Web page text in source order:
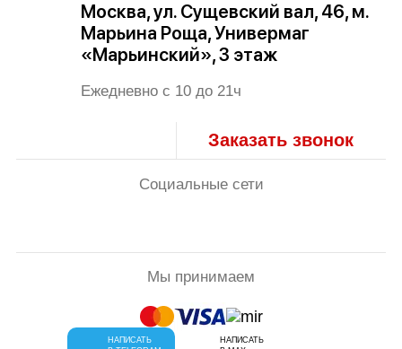
Москва, ул. Сущевский вал, 46, м.
Марьина Роща, Универмаг
«Марьинский», 3 этаж
Ежедневно с 10 до 21ч
Заказать звонок
Социальные сети
Мы принимаем
НАПИСАТЬ
НАПИСАТЬ